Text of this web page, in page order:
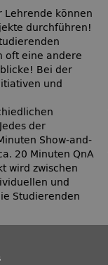
Lehrende können
durchführen!
oft eine andere
Bei der
und
der
Show-and-
20 Minuten QnA
wird zwischen
und
Studierenden